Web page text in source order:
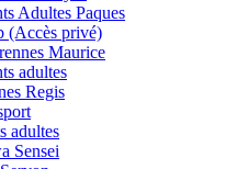
Adultes Paques
(Accès privé)
Maurice
adultes
Regis
adultes
Sensei